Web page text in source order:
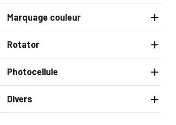
Marquage couleur
Rotator
Photocellule
Divers